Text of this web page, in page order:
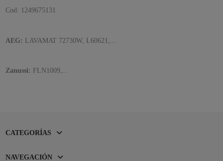
Cod: 1249675131
AEG: LAVAMAT 72730W, L60621,...
Zanussi: FLN1009,...
CATEGORÍAS
NAVEGACIÓN